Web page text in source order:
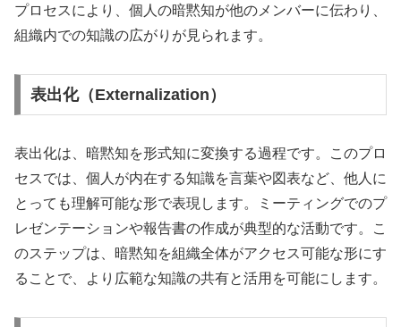
プロセスにより、個人の暗黙知が他のメンバーに伝わり、
組織内での知識の広がりが見られます。
表出化（Externalization）
表出化は、暗黙知を形式知に変換する過程です。このプロ
セスでは、個人が内在する知識を言葉や図表など、他人に
とっても理解可能な形で表現します。ミーティングでのプ
レゼンテーションや報告書の作成が典型的な活動です。こ
のステップは、暗黙知を組織全体がアクセス可能な形にす
ることで、より広範な知識の共有と活用を可能にします。